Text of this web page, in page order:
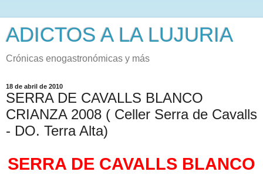
ADICTOS A LA LUJURIA
Crónicas enogastronómicas y más
18 de abril de 2010
SERRA DE CAVALLS BLANCO
CRIANZA 2008 ( Celler Serra de Cavalls
- DO. Terra Alta)
SERRA DE CAVALLS BLANCO